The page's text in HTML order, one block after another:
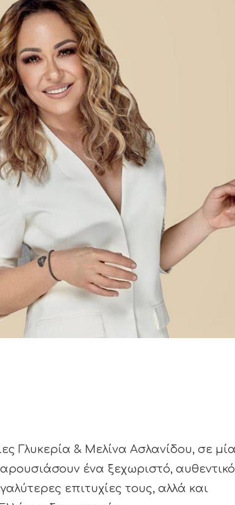
Γλυκερία & Μελίνα Ασλανίδου, σε μία
ένα ξεχωριστό,
επιτυχίες τους, αλλά και